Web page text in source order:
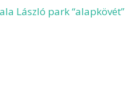
László park “alapkövét”